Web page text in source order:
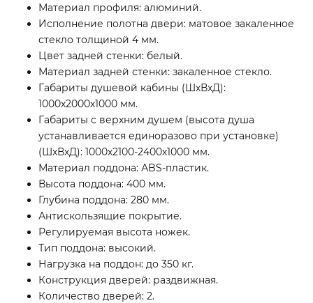
Материал профиля: алюминий.
Исполнение полотна двери: матовое закаленное
стекло толщиной 4 мм.
Цвет задней стенки: белый.
Материал задней стенки: закаленное стекло.
Габариты душевой кабины (ШхВхД):
1000х2000х1000 мм.
Габариты с верхним душем (высота душа
устанавливается единоразово при установке)
(ШхВхД): 1000х2100-2400х1000 мм.
Материал поддона: АBS-пластик.
Высота поддона: 400 мм.
Глубина поддона: 280 мм.
Антискользящие покрытие.
Регулируемая высота ножек.
Тип поддона: высокий.
Нагрузка на поддон: до 350 кг.
Конструкция дверей: раздвижная.
Количество дверей: 2.